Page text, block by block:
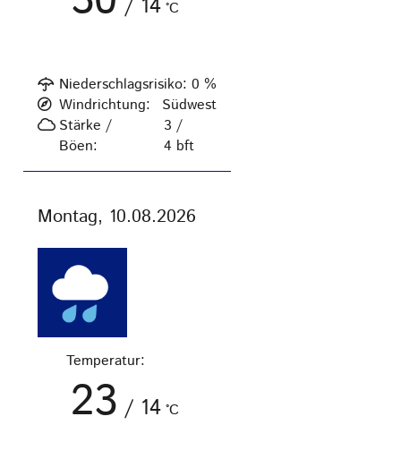
/ 14 °C
Niederschlagsrisiko: 0 %
Stärke /
Böen:
3 /
4 bft
Windrichtung: Südwest
Montag, 10.08.2026
Temperatur:
23 / 14 °C